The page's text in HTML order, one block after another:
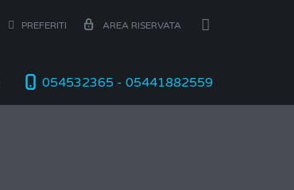
PREFERITI AREA RISERVATA
054532365 - 05441882559